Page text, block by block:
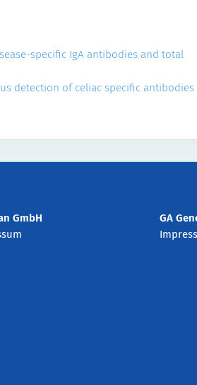
specific IgA antibodies and total
detection of celiac specific antibodies
GmbH
GA